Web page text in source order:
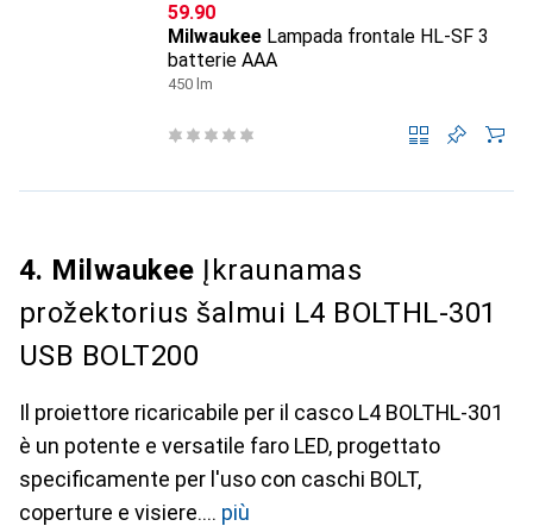
CHF
59.90
Milwaukee Lampada frontale HL-SF 3
batterie AAA
450 lm
4. Milwaukee Įkraunamas
prožektorius šalmui L4 BOLTHL-301
USB BOLT200
Il proiettore ricaricabile per il casco L4 BOLTHL-301
è un potente e versatile faro LED, progettato
specificamente per l'uso con caschi BOLT,
coperture e visiere.
più